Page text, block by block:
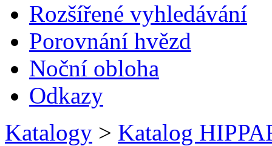
Rozšířené vyhledávání
Porovnání hvězd
Noční obloha
Odkazy
Katalogy > Katalog